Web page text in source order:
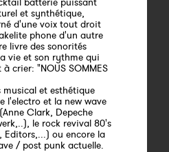
et synthétique,
d'une voix tout droit
phone d'un autre
livre des sonorités
vie et son rythme qui
crier: "NOUS SOMMES
musical et esthétique
l'electro et la new wave
Clark, Depeche
le rock revival 80's
Editors,...) ou encore la
/ post punk actuelle.